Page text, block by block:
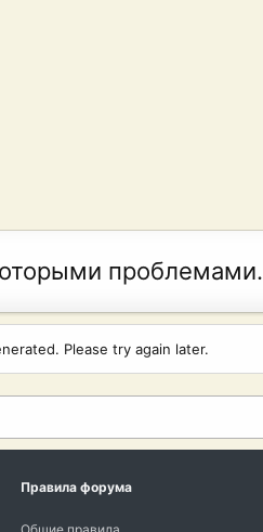
проблемами.
Please try again later.
Правила форума